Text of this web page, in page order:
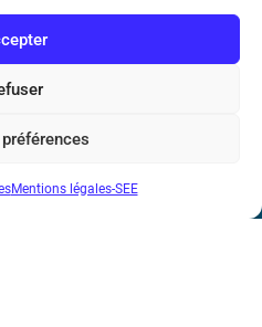
Mentions légales-SEE
« Iéna » Ligne 9
17
APE : 9412Z TVA intra-